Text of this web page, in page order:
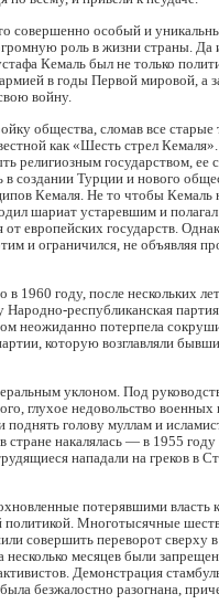
совершенно особый и
роль в жизни страны. Да
Кемаль был не только
в годы Первой мировой, а
войну.
общества, сломав все
как «Шесть стрел
религиозным государством, ее
создании Турции и нового
Кемаля. Не то чтобы Кемаль
шариат устаревшим и
европейских государств.
и ограничился, не объявляя
1960 году, после нескольких
республиканская
неожиданно потерпела
которую возглавляли
уклоном. Под
глухое недовольство военных
голову муллам и
стране накалялась — в 1955
нападали на греков в
потерявшими власть
политикой. Многотысячные
совершить переворот сверху
месяцев были
Демонстрация
безжалостно разогнана,